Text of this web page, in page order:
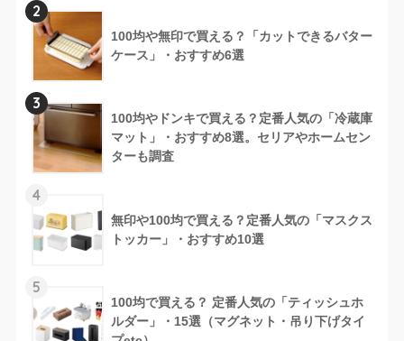
2
100均や無印で買える？「カットできるバター
ケース」・おすすめ6選
3
100均やドンキで買える？定番人気の「冷蔵庫
マット」・おすすめ8選。セリアやホームセン
ターも調査
4
無印や100均で買える？定番人気の「マスクス
トッカー」・おすすめ10選
5
100均で買える？ 定番人気の「ティッシュホ
ルダー」・15選（マグネット・吊り下げタイ